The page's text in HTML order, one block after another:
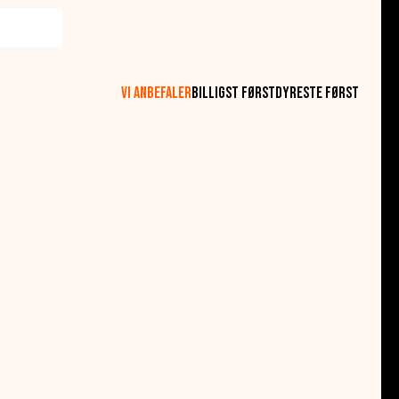
og et veludført stykke arbejde til dit køkken.
Vi anbefalerBilligst førstDyreste først